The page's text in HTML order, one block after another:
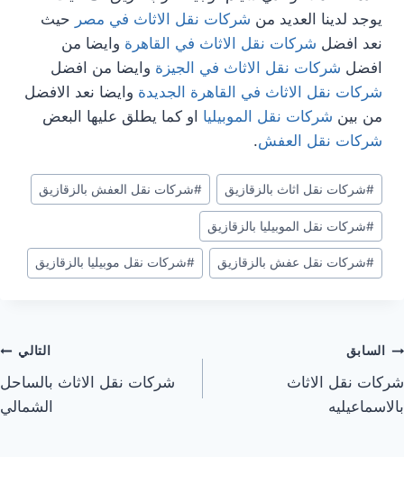
يوجد لدينا العديد من شركات نقل الاثاث في مصر حيث
نعد افضل شركات نقل الاثاث في القاهرة وايضا من
افضل شركات نقل الاثاث في الجيزة وايضا من افضل
شركات نقل الاثاث في القاهرة الجديدة وايضا نعد الافضل
من بين شركات نقل الموبيليا او كما يطلق عليها البعض
شركات نقل العفش.
وسوم
المقال:
#شركات نقل اثاث بالزقازيق #شركات نقل العفش بالزقازيق
#شركات نقل الموبيليا بالزقازيق
#شركات نقل عفش بالزقازيق #شركات نقل موبيليا بالزقازيق
تصفّح
المقالات
السابق
شركات نقل الاثاث
بالاسماعيليه
التالي
شركات نقل الاثاث بالساحل
الشمالي